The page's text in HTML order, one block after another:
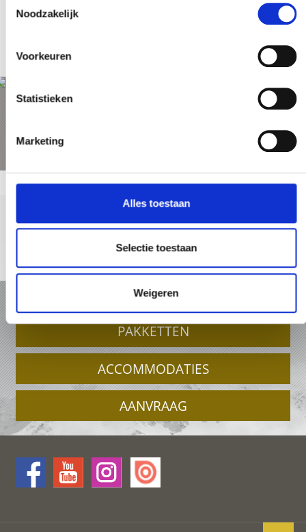
Noodzakelijk
Voorkeuren
Statistieken
Marketing
Alles toestaan
Selectie toestaan
Weigeren
flight will be a unique experience, allowing
Webcam öffnen
+39 0473 62 31 09 info@latsch.it Online-kaart
VAKANTIE IN LATSCH - MARTELLTAL
PAKKETTEN
ACCOMMODATIES
AANVRAAG